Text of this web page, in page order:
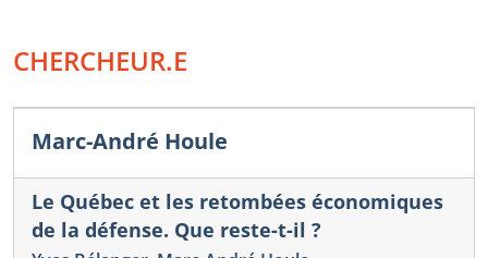
CHERCHEUR.E
Marc-André Houle
Le Québec et les retombées économiques
de la défense. Que reste-t-il ?